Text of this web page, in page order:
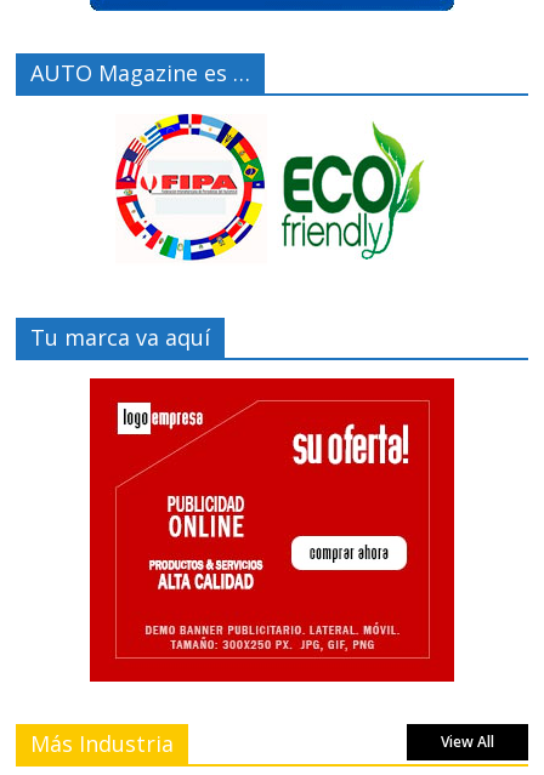
AUTO Magazine es …
Tu marca va aquí
Más Industria View All